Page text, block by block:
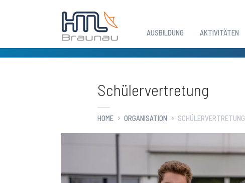
AUSBILDUNG AKTIVITÄTEN
Schülervertretung
HOME ORGANISATION SCHÜLERVERTRETUNG